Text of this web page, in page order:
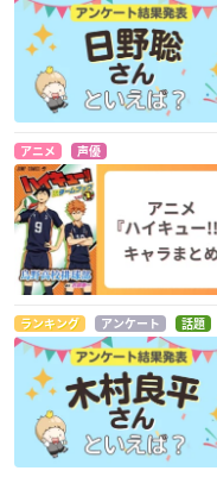
アニメ 声優
ランキング アンケート 話題